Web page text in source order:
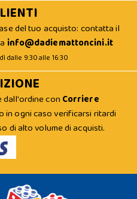
del tuo acquisto: contatta il
info@dadiemattoncini.it
dalle 9:30 alle 16:30
dall'ordine con Corriere
in ogni caso verificarsi ritardi
di alto volume di acquisti.